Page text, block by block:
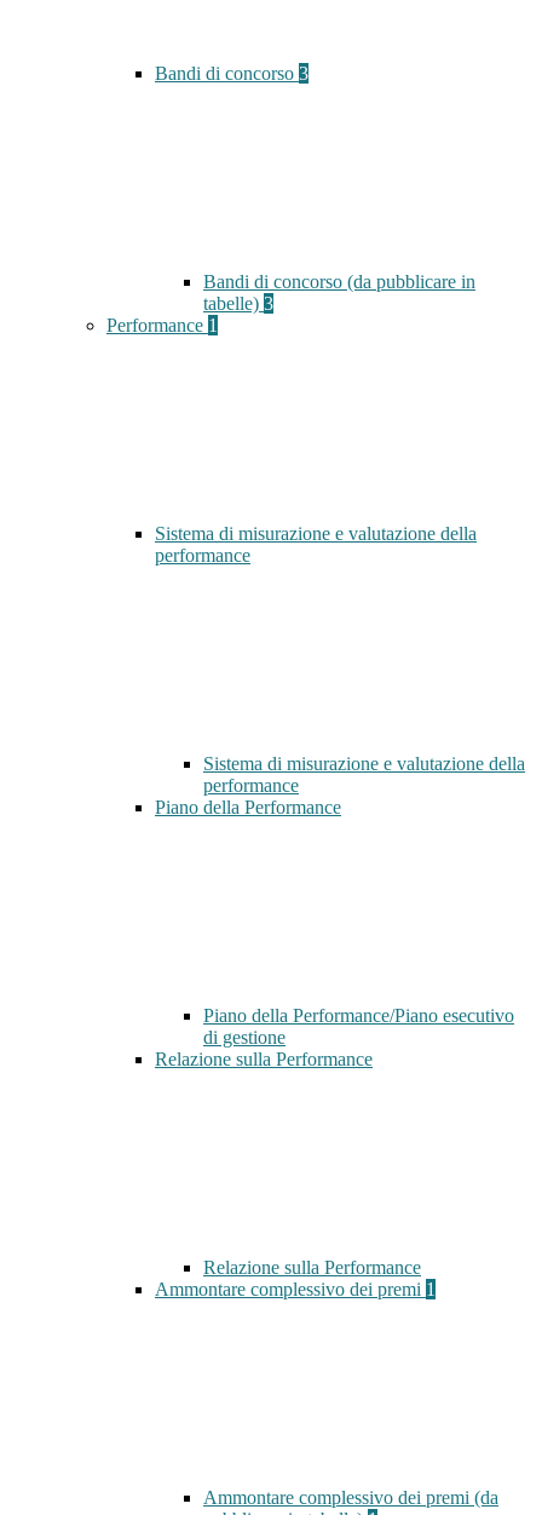
Bandi di concorso 3
Bandi di concorso (da pubblicare in
tabelle) 3
Performance 1
Sistema di misurazione e valutazione della
performance
Sistema di misurazione e valutazione della
performance
Piano della Performance
Piano della Performance/Piano esecutivo
di gestione
Relazione sulla Performance
Relazione sulla Performance
Ammontare complessivo dei premi 1
Ammontare complessivo dei premi (da